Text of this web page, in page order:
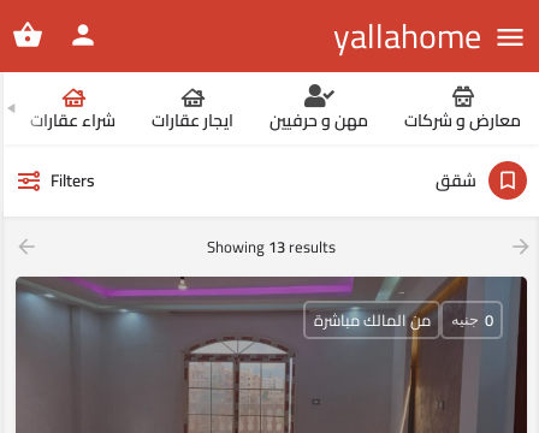
yallahome
معارض و شركات مهن و حرفيين ايجار عقارات
شراء عقارات
شقق
Filters
Showing13results
0 جنيه من المالك مباشرة